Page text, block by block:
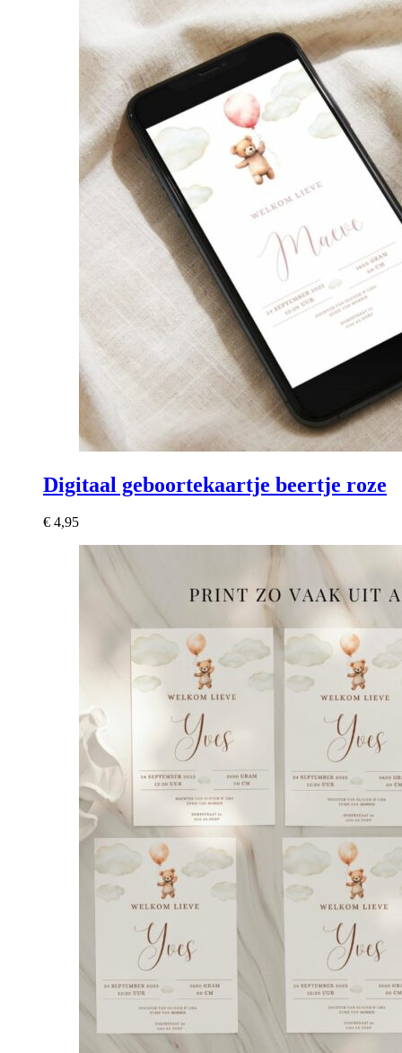
Digitaal geboortekaartje beertje roze
€ 4,95